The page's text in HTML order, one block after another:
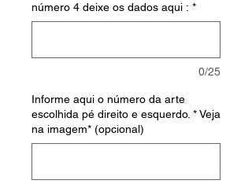
número 4 deixe os dados aqui : *
0/25
Informe aqui o número da arte
escolhida pé direito e esquerdo. * Veja
na imagem* (opcional)